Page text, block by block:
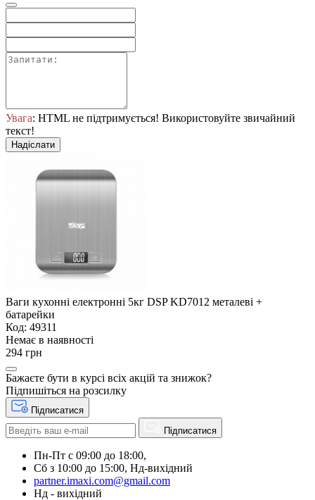
Увага: HTML не підтримується! Використовуйте звичайний
текст!
Надіслати
Ваги кухонні електронні 5кг DSP KD7012 металеві +
батарейки
Код: 49311
Немає в наявності
294 грн
Бажаєте бути в курсі всіх акцій та знижок?
Підпишіться на розсилку
Підписатися
Підписатися
Пн-Пт с 09:00 до 18:00,
Сб з 10:00 до 15:00, Нд-вихідний
partner.imaxi.com@gmail.com
Нд - вихідний